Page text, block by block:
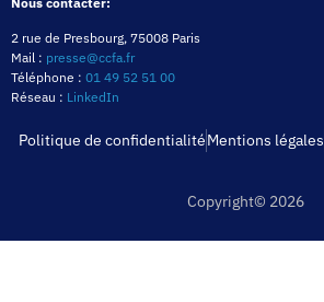
2 rue de Presbourg, 75008 Paris
Mail : presse@ccfa.fr
Téléphone : 01 49 52 51 00
Réseau : LinkedIn
Politique de confidentialitéMentions légales
Copyright© 2026